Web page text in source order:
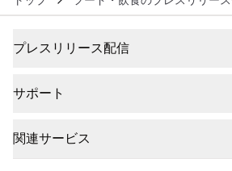
プレスリリース配信
サポート
関連サービス